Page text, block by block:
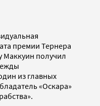
премии Тернера
Маккуин получил
из главных
«Оскара»